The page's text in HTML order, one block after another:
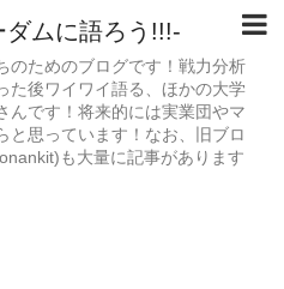
ムに語ろう!!!-
のためのブログです！戦力分析
た後ワイワイ語る、ほかの大学
んです！将来的には実業団やマ
と思っています！なお、旧ブロ
も大量に記事があります